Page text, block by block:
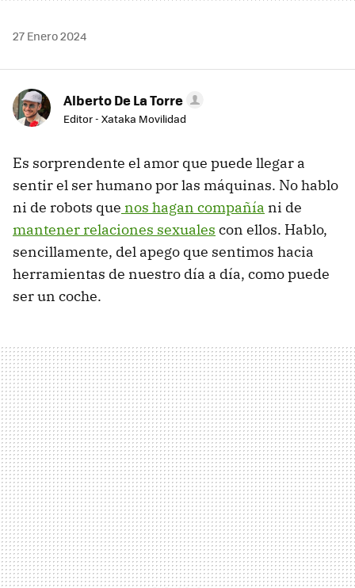
27 Enero 2024
Alberto De La Torre
Editor - Xataka Movilidad
Es sorprendente el amor que puede llegar a
sentir el ser humano por las máquinas. No hablo
ni de robots que nos hagan compañía ni de
mantener relaciones sexuales con ellos. Hablo,
sencillamente, del apego que sentimos hacia
herramientas de nuestro día a día, como puede
ser un coche.